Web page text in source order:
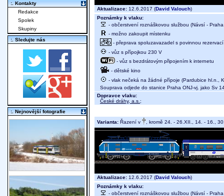
Aktualizace: 12.6.2017 (David Valouch)
Poznámky k vlaku:
- občerstvení roznáškovou službou (Návsí -
- možno zakoupit místenku
- přeprava spoluzavazadel s povinnou
- vůz s přípojkou 230 V
- vůz s bezdrátovým připojením k internetu
- dětské kino
- vlak nečeká na žádné přípoje (Pardubice hl.n.,
Souprava odjede do stanice Praha ONJ-vj. jako Sv
Dopravce vlaku:
České dráhy, a.s. ;
Varianta: Řazení v , kromě 24. - 26.XII., 14. - 16.,
Aktualizace: 12.6.2017 (David Valouch)
Poznámky k vlaku:
- občerstvení roznáškovou službou (Návsí -
:. Kontakty
Redakce
Spolek
Skupiny
:. Sledujte nás
:. Nejnovější fotografie